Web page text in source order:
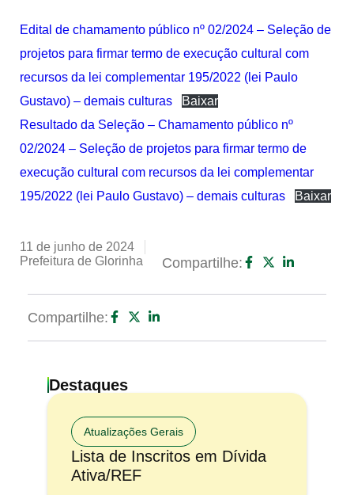
Edital de chamamento público nº 02/2024 – Seleção de
projetos para firmar termo de execução cultural com
recursos da lei complementar 195/2022 (lei Paulo
Gustavo) – demais culturas
Baixar
Resultado da Seleção – Chamamento público nº
02/2024 – Seleção de projetos para firmar termo de
execução cultural com recursos da lei complementar
195/2022 (lei Paulo Gustavo) – demais culturas
Baixar
11 de junho de 2024
Prefeitura de Glorinha
Compartilhe:
Compartilhe:
Destaques
Atualizações Gerais
Lista de Inscritos em Dívida
Ativa/REF